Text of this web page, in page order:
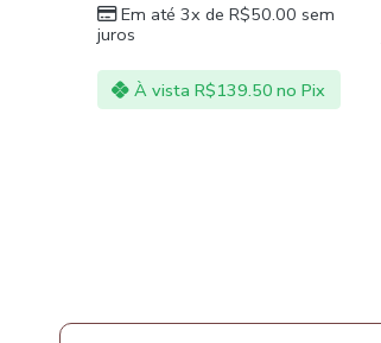
Em até 3x de R$51.63 sem
juros
À vista R$144.06 no Pix